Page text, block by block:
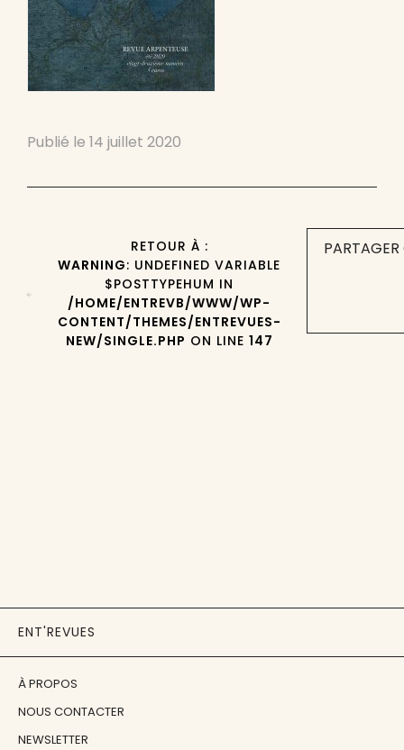
Publié le 14 juillet 2020
RETOUR À :
WARNING: UNDEFINED VARIABLE
$POSTTYPEHUM IN
/HOME/ENTREVB/WWW/WP-
CONTENT/THEMES/ENTREVUES-
NEW/SINGLE.PHP ON LINE 147
ENT'REVUES
À PROPOS
NOUS CONTACTER
NEWSLETTER